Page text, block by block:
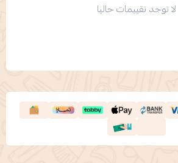
لا توجد تقييمات حاليا